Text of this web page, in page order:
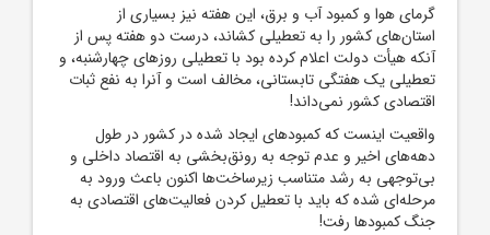
گرمای هوا و کمبود آب و برق، این هفته نیز بسیاری از
استان‌های کشور را به تعطیلی کشاند، درست دو هفته پس از
آنکه هیأت دولت اعلام کرده بود با تعطیلی روزهای چهارشنبه، و
تعطیلی یک هفتگی تابستانی، مخالف است و آنرا به نفع ثبات
اقتصادی کشور نمی‌داند!
واقعیت اینست که کمبودهای ایجاد شده در کشور در طول
دهه‌های اخیر و عدم توجه به رونق‌بخشی به اقتصاد داخلی و
بی‌توجهی به رشد متناسب زیرساخت‌ها اکنون باعث ورود به
مرحله‌ای شده که باید با تعطیل کردن فعالیت‌های اقتصادی به
جنگ کمبودها رفت!